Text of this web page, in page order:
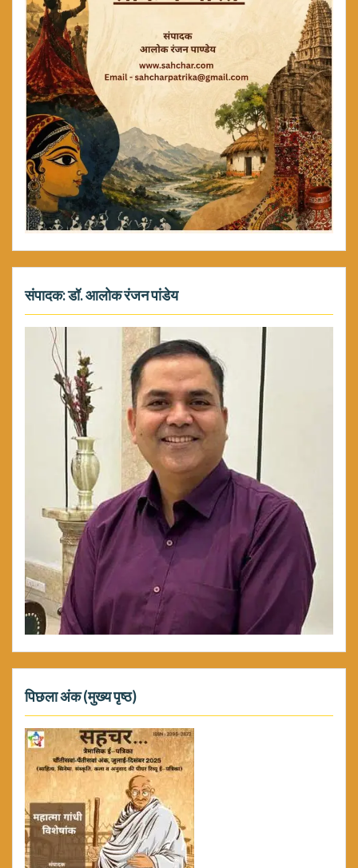
संपादक: डॉ. आलोक रंजन पांडेय
पिछला अंक (मुख्य पृष्ठ)